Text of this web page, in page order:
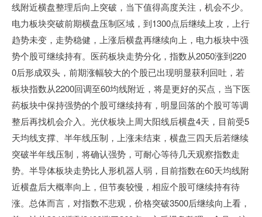
线附近横盘整理后向上突破，当下值得高度关注，机会不少。
电力板块突破前期横盘压制区域，到1300点后继续上攻，上行
趋势未变，走势稳健，上涨后横盘再继续向上，电力板块中强
势个股可继续持有。医药板块走势分化，指数从2050涨到220
0后形成双头，前期涨幅较大的个股已出现明显获利回吐，若
板块指数从2200回调至60均线附近，将是更好的买点，当下医
药板块中保持强势的个股可继续持有，明显回落的个股可等调
整后再找机会介入。光伏板块上周大阳线后横盘4天，目前受5
天均线支撑、半年线压制，上涨未结束，横盘三四天后若继续
突破半年线压制，将确认强势，可耐心等待几天观察指数走
势。半导体板块走势比人形机器人弱，目前指数在60天均线附
近横盘后大概率向上，但节奏较慢，相应个股可继续持有待
涨。总体而言，对指数不悲观，价格突破3500后继续向上看，